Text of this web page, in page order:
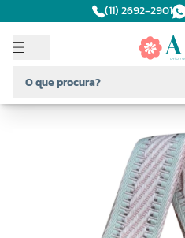
(11) 2692-2901